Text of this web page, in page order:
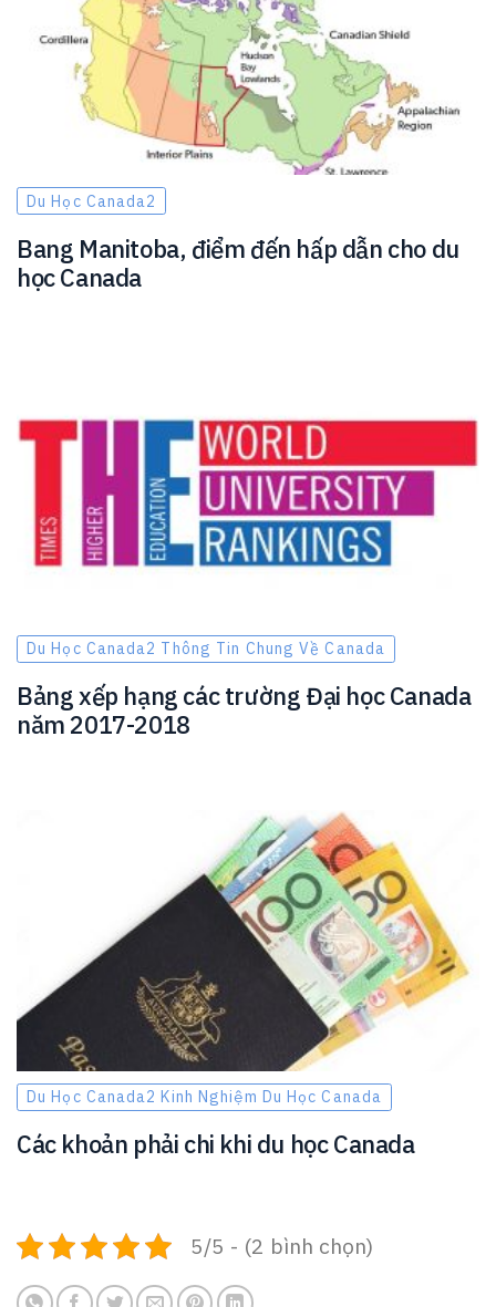
Du Học Canada2
Bang Manitoba, điểm đến hấp dẫn cho du
học Canada
Du Học Canada2 Thông Tin Chung Về Canada
Bảng xếp hạng các trường Đại học Canada
năm 2017-2018
Du Học Canada2 Kinh Nghiệm Du Học Canada
Các khoản phải chi khi du học Canada
5/5 - (2 bình chọn)